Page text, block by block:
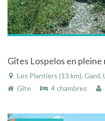
Les Plantiers (13 km), Gard,
Gîte
4 chambres